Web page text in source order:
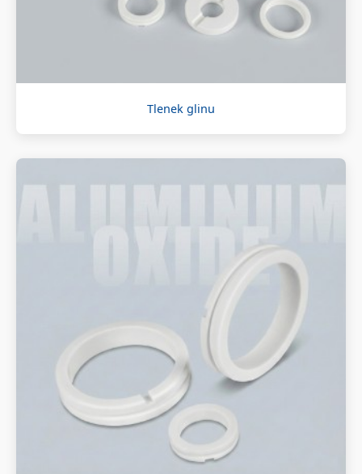
Tlenek glinu